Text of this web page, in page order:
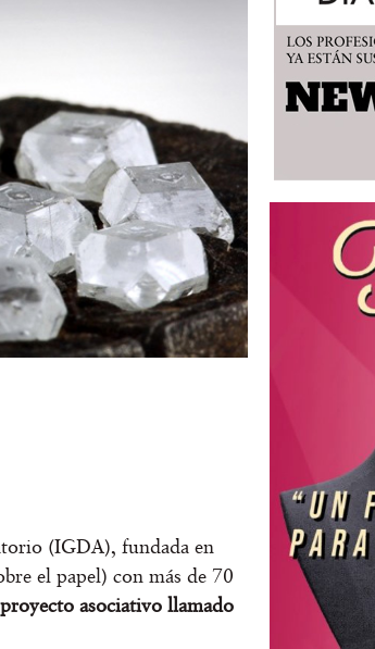
(IGDA), fundada en
el papel) con más de 70
asociativo llamado